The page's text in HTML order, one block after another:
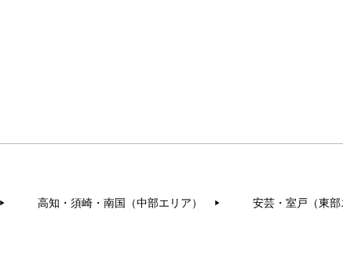
▶︎ 高知・須崎・南国（中部エリア） ▶︎ 安芸・室戸（東部